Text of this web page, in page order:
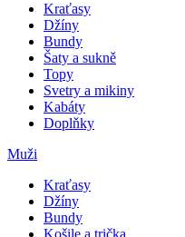
Kraťasy
Džíny
Bundy
Šaty a sukně
Topy
Svetry a mikiny
Kabáty
Doplňky
Muži
Kraťasy
Džíny
Bundy
Košile a trička